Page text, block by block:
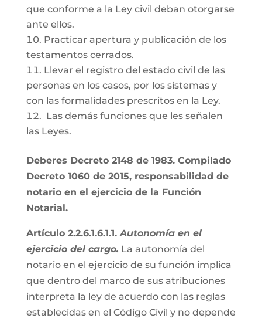
que conforme a la Ley civil deban otorgarse
ante ellos.
Practicar apertura y publicación de los
testamentos cerrados.
Llevar el registro del estado civil de las
personas en los casos, por los sistemas y
con las formalidades prescritos en la Ley.
Las demás funciones que les señalen
las Leyes.
Deberes Decreto 2148 de 1983. Compilado
Decreto 1060 de 2015, responsabilidad de
notario en el ejercicio de la Función
Notarial.
Artículo 2.2.6.1.6.1.1.Autonomía en el
ejercicio del cargo. La autonomía del
notario en el ejercicio de su función implica
que dentro del marco de sus atribuciones
interpreta la ley de acuerdo con las reglas
establecidas en el Código Civil y no depende